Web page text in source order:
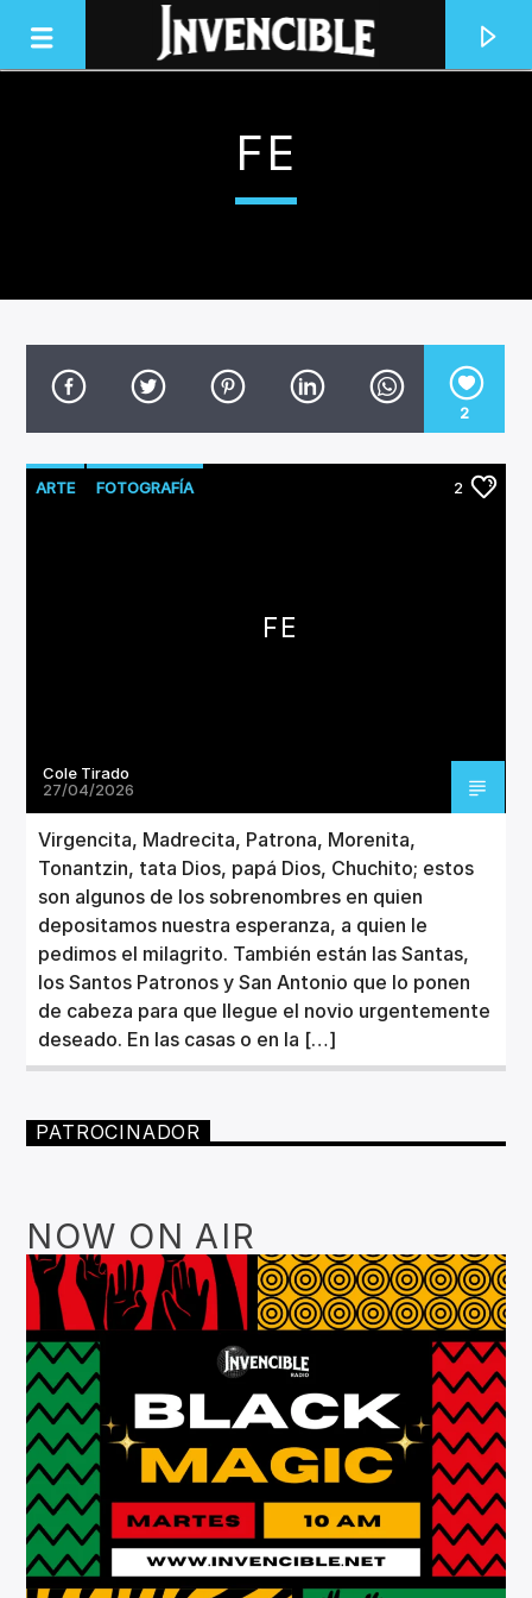
INVENCIBLE RADIO
JUNTOS SOMOS INVENCIBLES
Invencible Radio
FE
2
ARTE FOTOGRAFÍA 2
FE
Cole Tirado
27/04/2026
Virgencita, Madrecita, Patrona, Morenita,
Tonantzin, tata Dios, papá Dios, Chuchito; estos
son algunos de los sobrenombres en quien
depositamos nuestra esperanza, a quien le
pedimos el milagrito. También están las Santas,
los Santos Patronos y San Antonio que lo ponen
de cabeza para que llegue el novio urgentemente
deseado. En las casas o en la […]
PATROCINADOR
NOW ON AIR